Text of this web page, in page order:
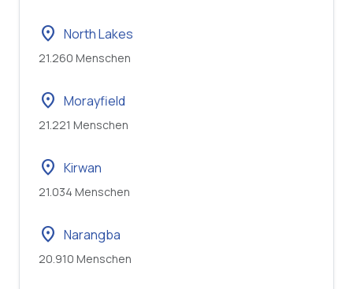
location_on North Lakes
21.260 Menschen
location_on Morayfield
21.221 Menschen
location_on Kirwan
21.034 Menschen
location_on Narangba
20.910 Menschen